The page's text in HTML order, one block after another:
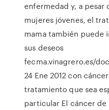
enfermedad y, a pesar
mujeres jóvenes, el
mama también puede
sus deseos
fecma.vinagrero.es/
24 Ene 2012 con
tratamiento que sea
particular El cáncer de